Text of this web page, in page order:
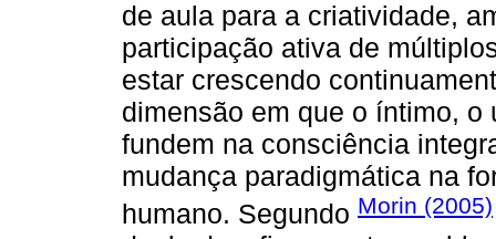
de aula para a criatividade,
participação ativa de
estar crescendo
dimensão em que o íntimo,
fundem na consciência
mudança paradigmática na
humano. Segundo Morin (2005)